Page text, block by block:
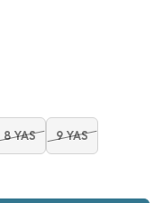
8 YAS 9 YAS